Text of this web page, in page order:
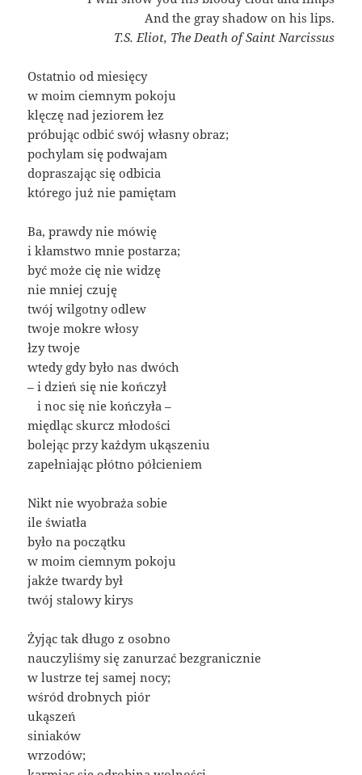
And the gray shadow on his lips.
T.S. Eliot, The Death of Saint Narcissus
Ostatnio od miesięcy
w moim ciemnym pokoju
klęczę nad jeziorem łez
próbując odbić swój własny obraz;
pochylam się podwajam
dopraszając się odbicia
którego już nie pamiętam
Ba, prawdy nie mówię
i kłamstwo mnie postarza;
być może cię nie widzę
nie mniej czuję
twój wilgotny odlew
twoje mokre włosy
łzy twoje
wtedy gdy było nas dwóch
– i dzień się nie kończył
–i noc się nie kończyła –
międląc skurcz młodości
bolejąc przy każdym ukąszeniu
zapełniając płótno półcieniem
Nikt nie wyobraża sobie
ile światła
było na początku
w moim ciemnym pokoju
jakże twardy był
twój stalowy kirys
Żyjąc tak długo z osobno
nauczyliśmy się zanurzać bezgranicznie
w lustrze tej samej nocy;
wśród drobnych piór
ukąszeń
siniaków
wrzodów;